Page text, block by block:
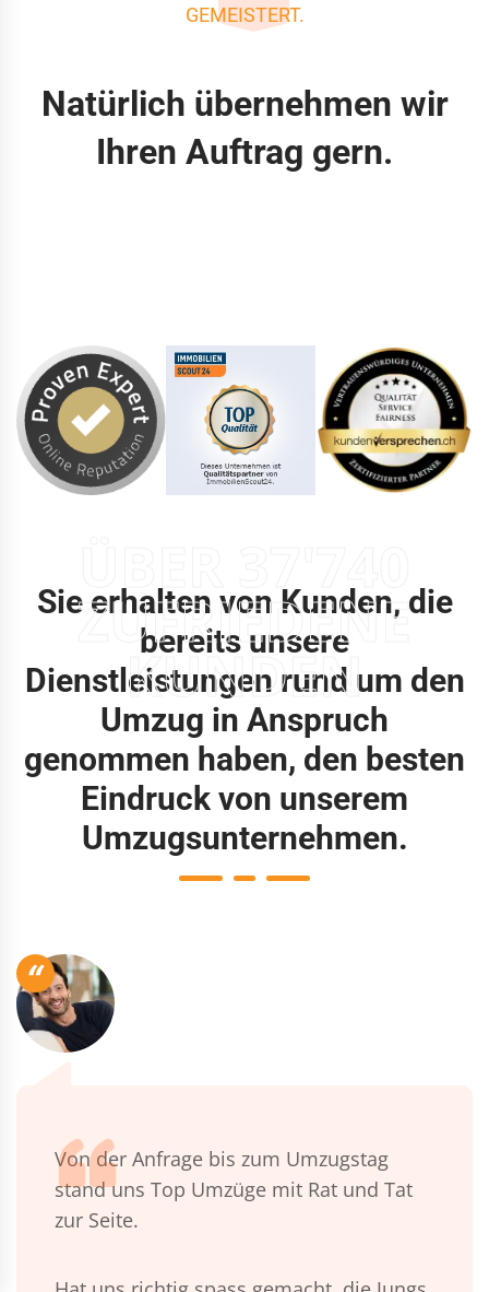
GEMEISTERT.
Natürlich übernehmen wir
Ihren Auftrag gern.
ZUFRIEDENE
KUNDEN
Sie erhalten von Kunden, die
bereits unsere
Dienstleistungen rund um den
Umzug in Anspruch
genommen haben, den besten
Eindruck von unserem
Umzugsunternehmen.
“
Von der Anfrage bis zum Umzugstag
stand uns Top Umzüge mit Rat und Tat
zur Seite.